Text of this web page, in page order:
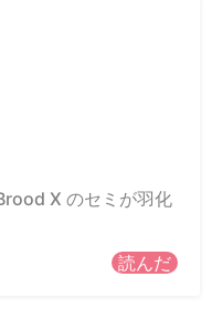
X のセミが羽化
読んだ